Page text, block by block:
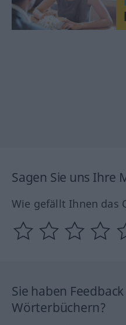
Sagen Sie uns Ihre
Wie gefällt Ihnen das
Sie haben
Wörterbüchern?